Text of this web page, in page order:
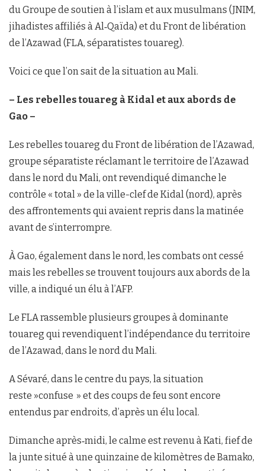
du Groupe de soutien à l’islam et aux musulmans (JNIM,
jihadistes affiliés à Al‑Qaïda) et du Front de libération
de l’Azawad (FLA, séparatistes touareg).
Voici ce que l’on sait de la situation au Mali.
– Les rebelles touareg à Kidal et aux abords de
Gao –
Les rebelles touareg du Front de libération de l’Azawad,
groupe séparatiste réclamant le territoire de l’Azawad
dans le nord du Mali, ont revendiqué dimanche le
contrôle « total » de la ville-clef de Kidal (nord), après
des affrontements qui avaient repris dans la matinée
avant de s’interrompre.
À Gao, également dans le nord, les combats ont cessé
mais les rebelles se trouvent toujours aux abords de la
ville, a indiqué un élu à l’AFP.
Le FLA rassemble plusieurs groupes à dominante
touareg qui revendiquent l’indépendance du territoire
de l’Azawad, dans le nord du Mali.
A Sévaré, dans le centre du pays, la situation
reste »confuse » et des coups de feu sont encore
entendus par endroits, d’après un élu local.
Dimanche après‑midi, le calme est revenu à Kati, fief de
la junte situé à une quinzaine de kilomètres de Bamako,